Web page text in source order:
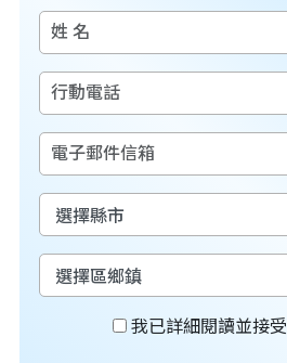
我已詳細閱讀並接受